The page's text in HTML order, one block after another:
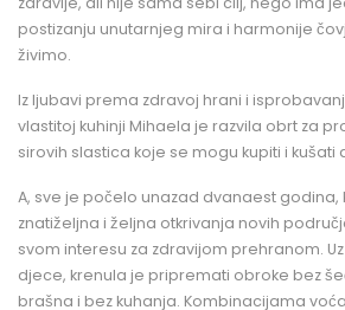
postizanju unutarnjeg mira i harmonije
živimo.
Iz ljubavi prema zdravoj hrani i
vlastitoj kuhinji Mihaela je razvila obrt za
sirovih slastica koje se mogu kupiti i kušati
A, sve je počelo unazad dvanaest godina,
znatiželjna i željna otkrivanja novih
svom interesu za zdravijom prehranom.
djece, krenula je pripremati obroke bez
brašna i bez kuhanja. Kombinacijama